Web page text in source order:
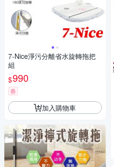
7-Nice淨污分離省水旋轉拖把
組
$990
券
加入購物車